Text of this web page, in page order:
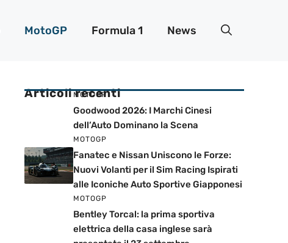
MotoGP Formula 1 News
Articoli recenti
MOTOGP
Goodwood 2026: I Marchi Cinesi
dell’Auto Dominano la Scena
MOTOGP
Fanatec e Nissan Uniscono le Forze:
Nuovi Volanti per il Sim Racing Ispirati
alle Iconiche Auto Sportive Giapponesi
MOTOGP
Bentley Torcal: la prima sportiva
elettrica della casa inglese sarà